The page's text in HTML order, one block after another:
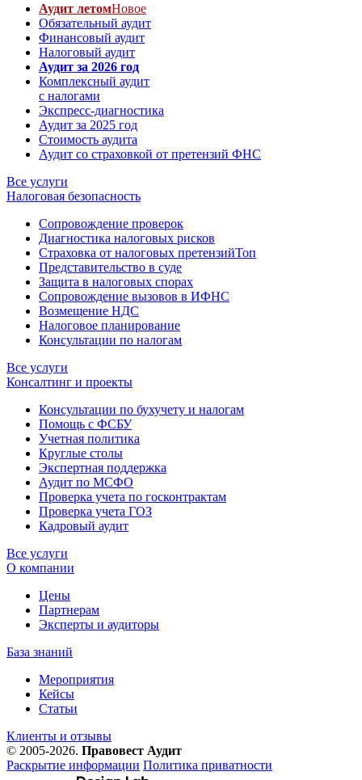
Аудит летомНовое
Обязательный аудит
Финансовый аудит
Налоговый аудит
Аудит за 2026 год
Комплексный аудит
с налогами
Экспресс-диагностика
Аудит за 2025 год
Стоимость аудита
Аудит со страховкой от претензий ФНС
Все услуги
Налоговая безопасность
Сопровождение проверок
Диагностика налоговых рисков
Страховка от налоговых претензийТоп
Представительство в суде
Защита в налоговых спорах
Сопровождение вызовов в ИФНС
Возмещение НДС
Налоговое планирование
Консультации по налогам
Все услуги
Консалтинг и проекты
Консультации по бухучету и налогам
Помощь с ФСБУ
Учетная политика
Круглые столы
Экспертная поддержка
Аудит по МСФО
Проверка учета по госконтрактам
Проверка учета ГОЗ
Кадровый аудит
Все услуги
О компании
Цены
Партнерам
Эксперты и аудиторы
База знаний
Мероприятия
Кейсы
Статьи
Клиенты и отзывы
© 2005-2026. Правовест Аудит
Раскрытие информации Политика приватности